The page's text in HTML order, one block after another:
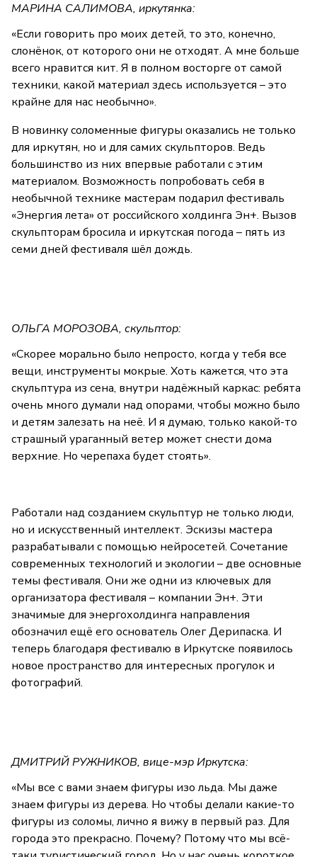
МАРИНА САЛИМОВА, иркутянка:
«Если говорить про моих детей, то это, конечно,
слонёнок, от которого они не отходят. А мне больше
всего нравится кит. Я в полном восторге от самой
техники, какой материал здесь используется – это
крайне для нас необычно».
В новинку соломенные фигуры оказались не только
для иркутян, но и для самих скульпторов. Ведь
большинство из них впервые работали с этим
материалом. Возможность попробовать себя в
необычной технике мастерам подарил фестиваль
«Энергия лета» от российского холдинга Эн+. Вызов
скульпторам бросила и иркутская погода – пять из
семи дней фестиваля шёл дождь.
ОЛЬГА МОРОЗОВА, скульптор:
«Скорее морально было непросто, когда у тебя все
вещи, инструменты мокрые. Хоть кажется, что эта
скульптура из сена, внутри надёжный каркас: ребята
очень много думали над опорами, чтобы можно было
и детям залезать на неё. И я думаю, только какой-то
страшный ураганный ветер может снести дома
верхние. Но черепаха будет стоять».
Работали над созданием скульптур не только люди,
но и искусственный интеллект. Эскизы мастера
разрабатывали с помощью нейросетей. Сочетание
современных технологий и экологии – две основные
темы фестиваля. Они же одни из ключевых для
организатора фестиваля – компании Эн+. Эти
значимые для энергохолдинга направления
обозначил ещё его основатель Олег Дерипаска. И
теперь благодаря фестивалю в Иркутске появилось
новое пространство для интересных прогулок и
фотографий.
ДМИТРИЙ РУЖНИКОВ, вице-мэр Иркутска:
«Мы все с вами знаем фигуры изо льда. Мы даже
знаем фигуры из дерева. Но чтобы делали какие-то
фигуры из соломы, лично я вижу в первый раз. Для
города это прекрасно. Почему? Потому что мы всё-